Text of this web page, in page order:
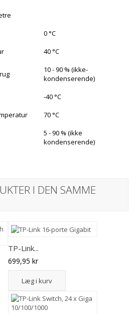
0 °C
40 °C
10 - 90 % (ikke-
kondenserende)
-40 °C
70 °C
5 - 90 % (ikke
kondenserende)
I DEN SAMME
TP-Link...
699,95 kr
Læg i kurv